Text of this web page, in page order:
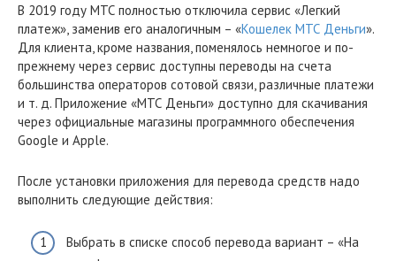
В 2019 году МТС полностью отключила сервис «Легкий
платеж», заменив его аналогичным – «Кошелек МТС Деньги».
Для клиента, кроме названия, поменялось немногое и по-
прежнему через сервис доступны переводы на счета
большинства операторов сотовой связи, различные платежи
и т. д. Приложение «МТС Деньги» доступно для скачивания
через официальные магазины программного обеспечения
Google и Apple.
После установки приложения для перевода средств надо
выполнить следующие действия:
Выбрать в списке способ перевода вариант – «На